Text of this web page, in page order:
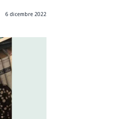
6 dicembre 2022